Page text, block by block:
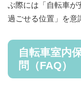
ぶ際には「自転車が
過ごせる位置」を意
自転車室内
問（FAQ）